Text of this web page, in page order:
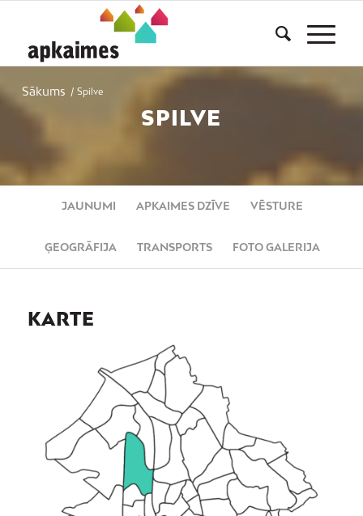
Sākums / Spilve
SPILVE
JAUNUMI APKAIMES DZĪVE VĒSTURE
ĢEOGRĀFIJA TRANSPORTS FOTO GALERIJA
KARTE